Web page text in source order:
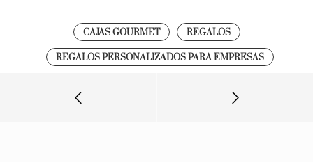
CAJAS GOURMET REGALOS
REGALOS PERSONALIZADOS PARA EMPRESAS